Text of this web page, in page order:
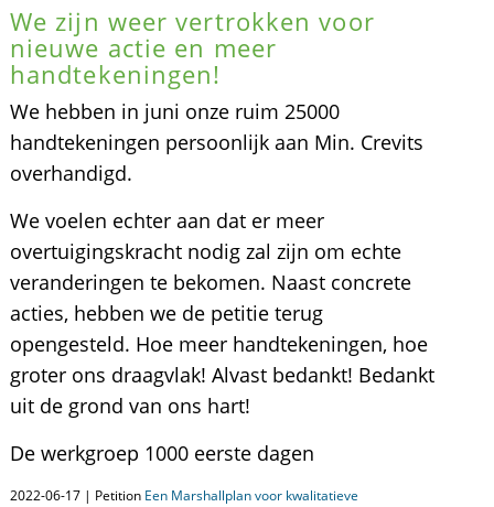
We zijn weer vertrokken voor
nieuwe actie en meer
handtekeningen!
We hebben in juni onze ruim 25000
handtekeningen persoonlijk aan Min. Crevits
overhandigd.
We voelen echter aan dat er meer
overtuigingskracht nodig zal zijn om echte
veranderingen te bekomen. Naast concrete
acties, hebben we de petitie terug
opengesteld. Hoe meer handtekeningen, hoe
groter ons draagvlak! Alvast bedankt! Bedankt
uit de grond van ons hart!
De werkgroep 1000 eerste dagen
2022-06-17 | Petition Een Marshallplan voor kwalitatieve